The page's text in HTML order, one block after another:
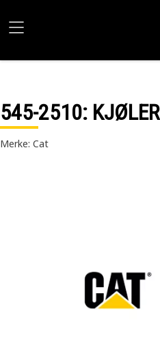
545-2510: KJØLER
Merke: Cat